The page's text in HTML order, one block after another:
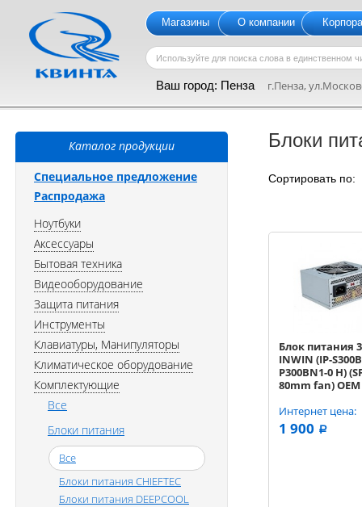
Магазины О компании
Ваш город: Пенза г.Пенза,
Блоки
Сортировать
Блок питания
INWIN (IP-
P300BN1-0 H)
80mm fan) OEM
Интернет цена:
1 900 a
Каталог продукции
Специальное предложение
Распродажа
Ноутбуки
Аксессуары
Бытовая техника
Видеооборудование
Защита питания
Инструменты
Клавиатуры, Манипуляторы
Климатическое оборудование
Комплектующие
Все
Блоки питания
Все
Блоки питания CHIEFTEC
Блоки питания DEEPCOOL